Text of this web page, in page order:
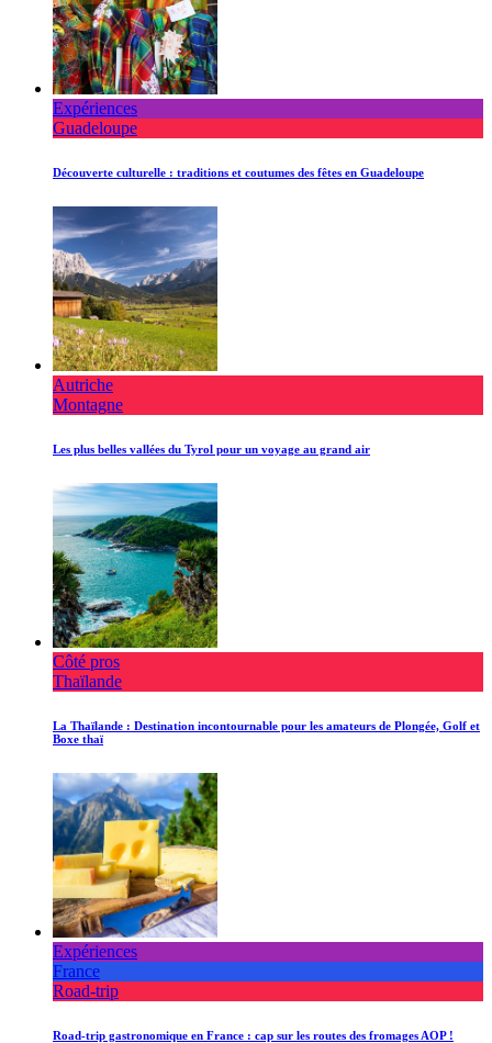
Expériences
Guadeloupe
Découverte culturelle : traditions et coutumes des fêtes en Guadeloupe
Autriche
Montagne
Les plus belles vallées du Tyrol pour un voyage au grand air
Côté pros
Thaïlande
La Thaïlande : Destination incontournable pour les amateurs de Plongée, Golf et
Boxe thaï
Expériences
France
Road-trip
Road-trip gastronomique en France : cap sur les routes des fromages AOP !